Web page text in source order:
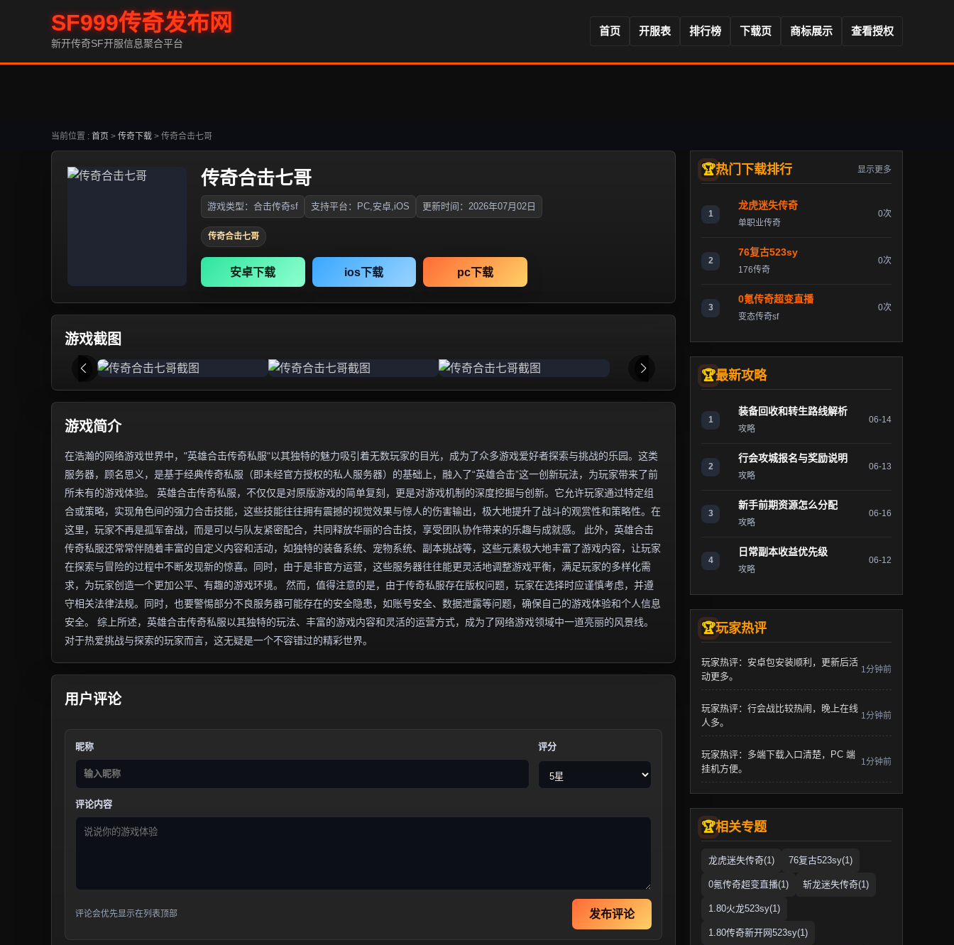
SF999传奇发布网
新开传奇SF开服信息聚合平台
首页 开服表 排行榜 下载页 商标展示 查看授权
当前位置 : 首页 > 传奇下载 > 传奇合击七哥
传奇合击七哥
游戏类型：合击传奇sf 支持平台：PC,安卓,iOS 更新时间：2026年07月02日
传奇合击七哥
安卓下载 ios下载 pc下载
游戏截图
游戏简介
在浩瀚的网络游戏世界中，"英雄合击传奇私服"以其独特的魅力吸引着无数玩家的目光，成为了众多游戏爱好者探索与挑战的乐园。这类
服务器，顾名思义，是基于经典传奇私服（即未经官方授权的私人服务器）的基础上，融入了“英雄合击”这一创新玩法，为玩家带来了前
所未有的游戏体验。 英雄合击传奇私服，不仅仅是对原版游戏的简单复刻，更是对游戏机制的深度挖掘与创新。它允许玩家通过特定组
合或策略，实现角色间的强力合击技能，这些技能往往拥有震撼的视觉效果与惊人的伤害输出，极大地提升了战斗的观赏性和策略性。在
这里，玩家不再是孤军奋战，而是可以与队友紧密配合，共同释放华丽的合击技，享受团队协作带来的乐趣与成就感。 此外，英雄合击
传奇私服还常常伴随着丰富的自定义内容和活动，如独特的装备系统、宠物系统、副本挑战等，这些元素极大地丰富了游戏内容，让玩家
在探索与冒险的过程中不断发现新的惊喜。同时，由于是非官方运营，这些服务器往往能更灵活地调整游戏平衡，满足玩家的多样化需
求，为玩家创造一个更加公平、有趣的游戏环境。 然而，值得注意的是，由于传奇私服存在版权问题，玩家在选择时应谨慎考虑，并遵
守相关法律法规。同时，也要警惕部分不良服务器可能存在的安全隐患，如账号安全、数据泄露等问题，确保自己的游戏体验和个人信息
安全。 综上所述，英雄合击传奇私服以其独特的玩法、丰富的游戏内容和灵活的运营方式，成为了网络游戏领域中一道亮丽的风景线。
对于热爱挑战与探索的玩家而言，这无疑是一个不容错过的精彩世界。
用户评论
昵称 评分
评论内容
评论会优先显示在列表顶部 发布评论
热门下载排行 显示更多
1
龙虎迷失传奇
单职业传奇
0次
2
76复古523sy
176传奇
0次
3
0氪传奇超变直播
变态传奇sf
0次
最新攻略
1
装备回收和转生路线解析
攻略
06-14
2
行会攻城报名与奖励说明
攻略
06-13
3
新手前期资源怎么分配
攻略
06-16
4
日常副本收益优先级
攻略
06-12
玩家热评
玩家热评：安卓包安装顺利，更新后活
动更多。
1分钟前
玩家热评：行会战比较热闹，晚上在线
人多。
1分钟前
玩家热评：多端下载入口清楚，PC 端
挂机方便。
1分钟前
相关专题
龙虎迷失传奇(1) 76复古523sy(1)
0氪传奇超变直播(1) 斩龙迷失传奇(1)
1.80火龙523sy(1)
1.80传奇新开网523sy(1)